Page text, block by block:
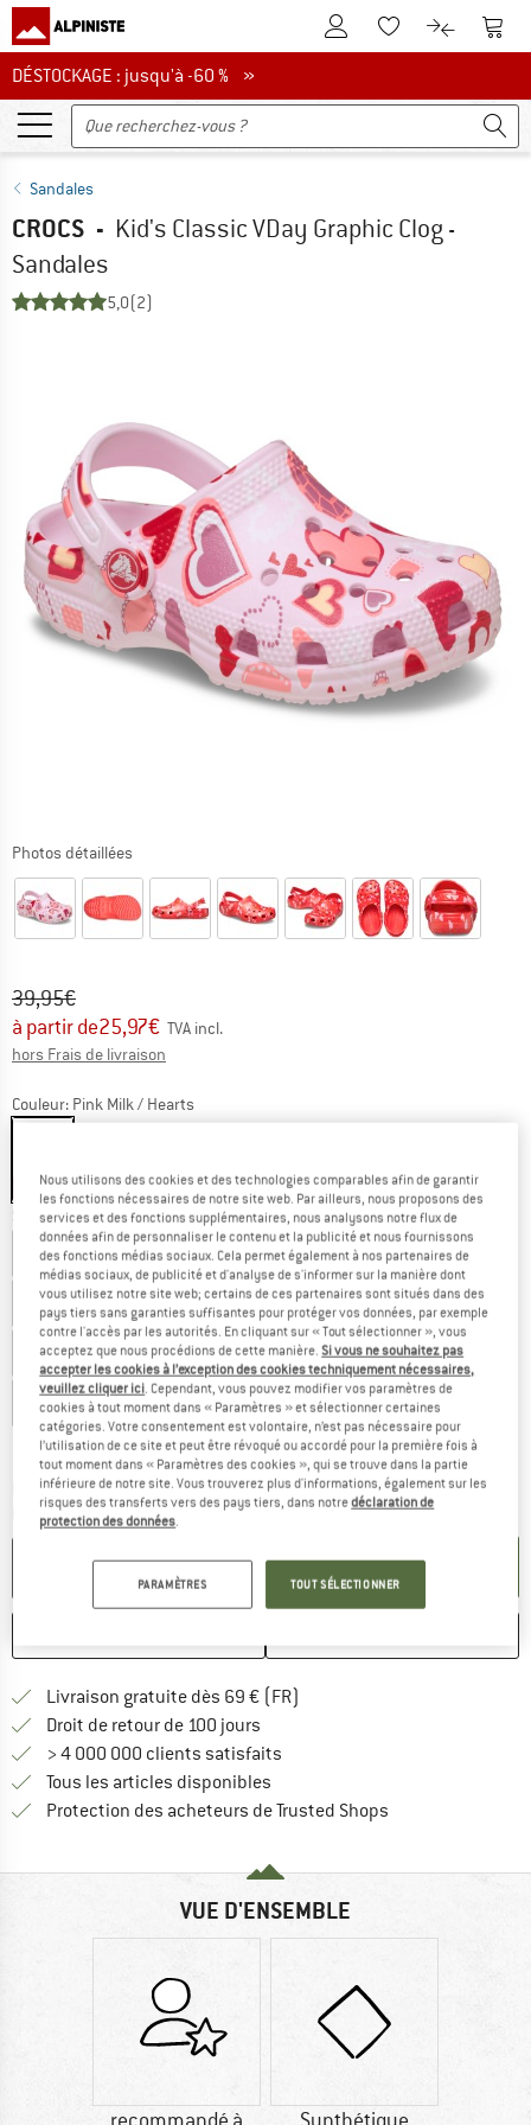
Vers le compte client
Vers la liste
Vers le
DÉSTOCKAGE : jusqu'à -60 %
DÉSTOCKAGE : jusqu'à -60 % »
Sandales
CROCS - Kid's Classic VDay Graphic Clog -
Sandales
5,0(2)
Photos détaillées
Prix initial :
39,95€
Prix:
à partir de25,97€ TVA incl.
hors Frais de livraison
Couleur: Pink Milk / Hearts
-35 %
Sélectionner taille:
EU19-20 EU20-21 EU22-23 EU23-24
EU24-25 EU25-26 EU27-28 EU28-29
EU29-30 EU30-31 EU32-33 EU33-34
EU34-35 EU36-37 EU37-38 EU38-39
Guide des tailles
Délai de livraison: 3-5 jours ouvrablesLe lien s'ouvre dans une boîte
Quantité:
AJOUTER AU PANIER
Livraison gratuite dès 69 € (FR)
Droit de retour de 100 jours
> 4 000 000 clients satisfaits
Tous les articles disponibles
Protection des acheteurs de Trusted Shops
VUE D'ENSEMBLE
Nous utilisons des cookies et des technologies comparables afin de garantir
les fonctions nécessaires de notre site web. Par ailleurs, nous proposons des
services et des fonctions supplémentaires, nous analysons notre flux de
données afin de personnaliser le contenu et la publicité et nous fournissons
des fonctions médias sociaux. Cela permet également à nos partenaires de
médias sociaux, de publicité et d'analyse de s'informer sur la manière dont
vous utilisez notre site web; certains de ces partenaires sont situés dans des
pays tiers sans garanties suffisantes pour protéger vos données, par exemple
contre l'accès par les autorités. En cliquant sur « Tout sélectionner », vous
acceptez que nous procédions de cette manière.Si vous ne souhaitez pas
accepter les cookies à l’exception des cookies techniquement nécessaires,
veuillez cliquer ici. Cependant, vous pouvez modifier vos paramètres de
cookies à tout moment dans « Paramètres » et sélectionner certaines
catégories. Votre consentement est volontaire, n’est pas nécessaire pour
l’utilisation de ce site et peut être révoqué ou accordé pour la première fois à
tout moment dans « Paramètres des cookies », qui se trouve dans la partie
inférieure de notre site. Vous trouverez plus d'informations, également sur les
risques des transferts vers des pays tiers, dans notredéclaration de
protection des données.
PARAMÈTRES TOUT SÉLECTIONNER